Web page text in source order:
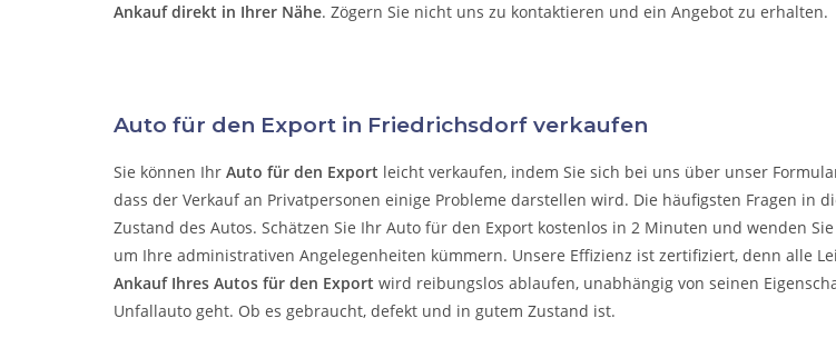
Ankauf direkt in Ihrer Nähe. Zögern Sie nicht uns zu kontaktieren und ein Angebot zu erhalten.
Auto für den Export in Friedrichsdorf verkaufen
Sie können Ihr Auto für den Export leicht verkaufen, indem Sie sich bei uns über unser
dass der Verkauf an Privatpersonen einige Probleme darstellen wird. Die häufigsten Fragen in
Zustand des Autos. Schätzen Sie Ihr Auto für den Export kostenlos in 2 Minuten und wenden
um Ihre administrativen Angelegenheiten kümmern. Unsere Effizienz ist zertifiziert, denn alle
Ankauf Ihres Autos für den Export wird reibungslos ablaufen, unabhängig von seinen
Unfallauto geht. Ob es gebraucht, defekt und in gutem Zustand ist.